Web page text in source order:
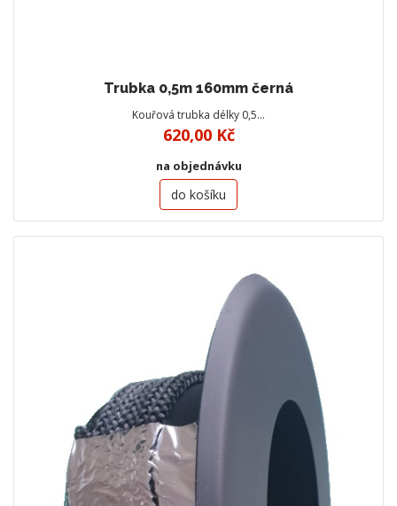
Trubka 0,5m 160mm černá
Kouřová trubka délky 0,5…
620,00 Kč
na objednávku
do košíku